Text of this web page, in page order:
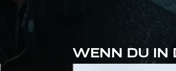
WENN DU IN